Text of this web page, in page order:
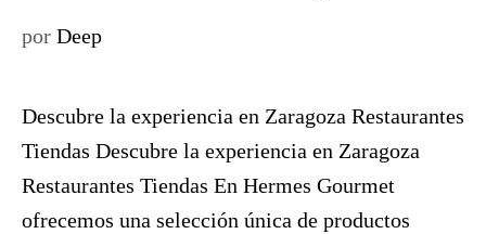
por Deep
Descubre la experiencia en Zaragoza Restaurantes
Tiendas Descubre la experiencia en Zaragoza
Restaurantes Tiendas En Hermes Gourmet
ofrecemos una selección única de productos